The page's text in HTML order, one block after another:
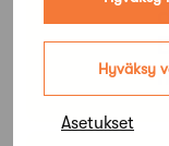
Hyväksy
Asetukset